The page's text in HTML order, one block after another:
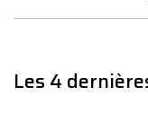
Les 4